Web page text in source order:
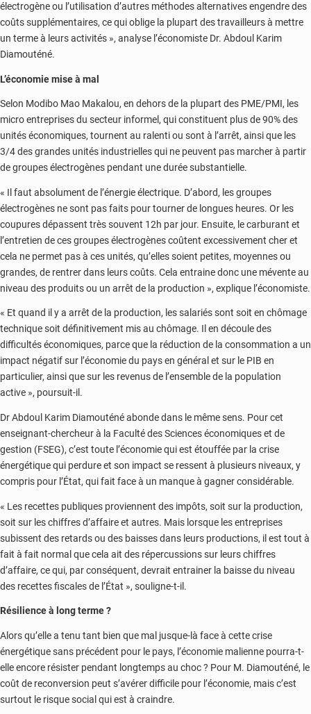
électrogène ou l’utilisation d’autres méthodes alternatives engendre des
coûts supplémentaires, ce qui oblige la plupart des travailleurs à mettre
un terme à leurs activités », analyse l’économiste Dr. Abdoul Karim
Diamouténé.
L’économie mise à mal
Selon Modibo Mao Makalou, en dehors de la plupart des PME/PMI, les
micro entreprises du secteur informel, qui constituent plus de 90% des
unités économiques, tournent au ralenti ou sont à l’arrêt, ainsi que les
3/4 des grandes unités industrielles qui ne peuvent pas marcher à partir
de groupes électrogènes pendant une durée substantielle.
« Il faut absolument de l’énergie électrique. D’abord, les groupes
électrogènes ne sont pas faits pour tourner de longues heures. Or les
coupures dépassent très souvent 12h par jour. Ensuite, le carburant et
l’entretien de ces groupes électrogènes coûtent excessivement cher et
cela ne permet pas à ces unités, qu’elles soient petites, moyennes ou
grandes, de rentrer dans leurs coûts. Cela entraine donc une mévente au
niveau des produits ou un arrêt de la production », explique l’économiste.
« Et quand il y a arrêt de la production, les salariés sont soit en chômage
technique soit définitivement mis au chômage. Il en découle des
difficultés économiques, parce que la réduction de la consommation a un
impact négatif sur l’économie du pays en général et sur le PIB en
particulier, ainsi que sur les revenus de l’ensemble de la population
active », poursuit-il.
Dr Abdoul Karim Diamouténé abonde dans le même sens. Pour cet
enseignant-chercheur à la Faculté des Sciences économiques et de
gestion (FSEG), c’est toute l’économie qui est étouffée par la crise
énergétique qui perdure et son impact se ressent à plusieurs niveaux, y
compris pour l’État, qui fait face à un manque à gagner considérable.
« Les recettes publiques proviennent des impôts, soit sur la production,
soit sur les chiffres d’affaire et autres. Mais lorsque les entreprises
subissent des retards ou des baisses dans leurs productions, il est tout à
fait à fait normal que cela ait des répercussions sur leurs chiffres
d’affaire, ce qui, par conséquent, devrait entrainer la baisse du niveau
des recettes fiscales de l’État », souligne-t-il.
Résilience à long terme ?
Alors qu’elle a tenu tant bien que mal jusque-là face à cette crise
énergétique sans précédent pour le pays, l’économie malienne pourra-t-
elle encore résister pendant longtemps au choc ? Pour M. Diamouténé, le
coût de reconversion peut s’avérer difficile pour l’économie, mais c’est
surtout le risque social qui est à craindre.